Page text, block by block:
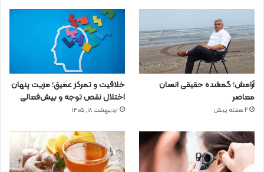
آرامش؛ گمشده حقیقی انسان
معاصر
2 هفته پیش
خلاقیت و تمرکز عمیق؛ مزیت پنهان
اختلال نقص توجه و بیش‌فعالی
اردیبهشت ۱۸, ۱۴۰۵